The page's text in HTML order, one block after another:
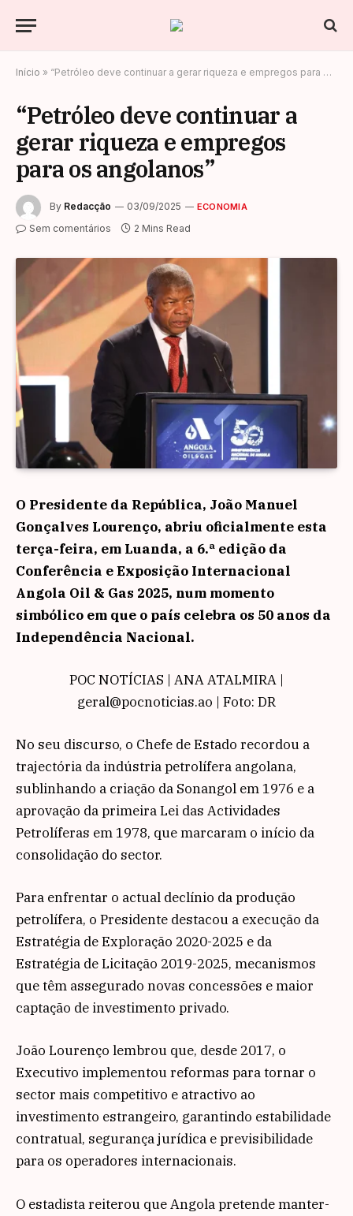
Início » “Petróleo deve continuar a gerar riqueza e empregos para os angolanos”
“Petróleo deve continuar a
gerar riqueza e empregos
para os angolanos”
By Redacção 03/09/2025 ECONOMIA
Sem comentários 2 Mins Read
O Presidente da República, João Manuel
Gonçalves Lourenço, abriu oficialmente esta
terça-feira, em Luanda, a 6.ª edição da
Conferência e Exposição Internacional
Angola Oil & Gas 2025, num momento
simbólico em que o país celebra os 50 anos da
Independência Nacional.
POC NOTÍCIAS | ANA ATALMIRA |
geral@pocnoticias.ao | Foto: DR
No seu discurso, o Chefe de Estado recordou a
trajectória da indústria petrolífera angolana,
sublinhando a criação da Sonangol em 1976 e a
aprovação da primeira Lei das Actividades
Petrolíferas em 1978, que marcaram o início da
consolidação do sector.
Para enfrentar o actual declínio da produção
petrolífera, o Presidente destacou a execução da
Estratégia de Exploração 2020-2025 e da
Estratégia de Licitação 2019-2025, mecanismos
que têm assegurado novas concessões e maior
captação de investimento privado.
João Lourenço lembrou que, desde 2017, o
Executivo implementou reformas para tornar o
sector mais competitivo e atractivo ao
investimento estrangeiro, garantindo estabilidade
contratual, segurança jurídica e previsibilidade
para os operadores internacionais.
O estadista reiterou que Angola pretende manter-